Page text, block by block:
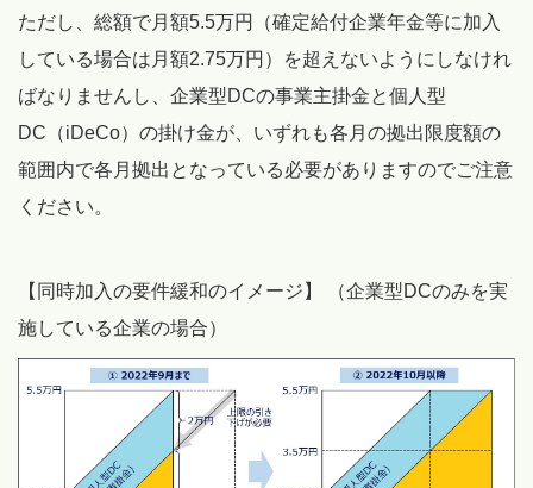
ただし、総額で月額5.5万円（確定給付企業年金等に加入
している場合は月額2.75万円）を超えないようにしなけれ
ばなりませんし、企業型DCの事業主掛金と個人型
DC（iDeCo）の掛け金が、いずれも各月の拠出限度額の
範囲内で各月拠出となっている必要がありますのでご注意
ください。
【同時加入の要件緩和のイメージ】 （企業型DCのみを実
施している企業の場合）